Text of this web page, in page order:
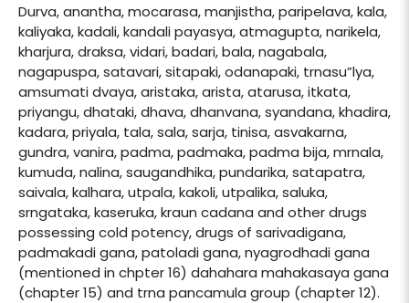
Durva, anantha, mocarasa, manjistha, paripelava, kala,
kaliyaka, kadali, kandali payasya, atmagupta, narikela,
kharjura, draksa, vidari, badari, bala, nagabala,
nagapuspa, satavari, sitapaki, odanapaki, trnasu”lya,
amsumati dvaya, aristaka, arista, atarusa, itkata,
priyangu, dhataki, dhava, dhanvana, syandana, khadira,
kadara, priyala, tala, sala, sarja, tinisa, asvakarna,
gundra, vanira, padma, padmaka, padma bija, mrnala,
kumuda, nalina, saugandhika, pundarika, satapatra,
saivala, kalhara, utpala, kakoli, utpalika, saluka,
srngataka, kaseruka, kraun cadana and other drugs
possessing cold potency, drugs of sarivadigana,
padmakadi gana, patoladi gana, nyagrodhadi gana
(mentioned in chpter 16) dahahara mahakasaya gana
(chapter 15) and trna pancamula group (chapter 12).